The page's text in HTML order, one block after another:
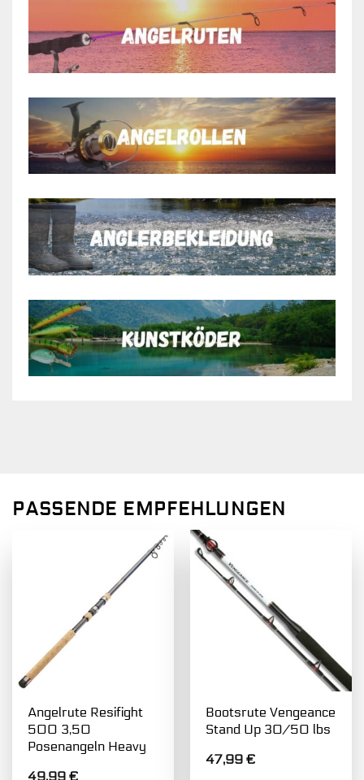
PASSENDE EMPFEHLUNGEN
Angelrute Resifight
500 3,50
Posenangeln Heavy
49,99€
Bootsrute Vengeance
Stand Up 30/50 lbs
47,99€